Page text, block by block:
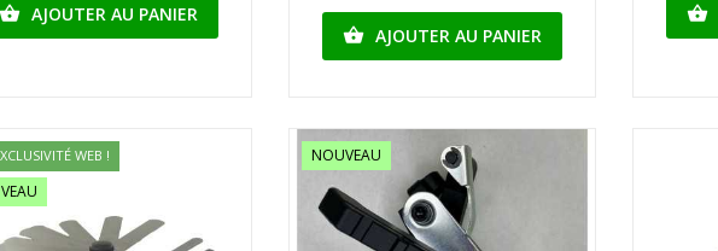
AJOUTER AU PANIER
 AJOUTER AU PANIER

WEB ! NOUVEAU